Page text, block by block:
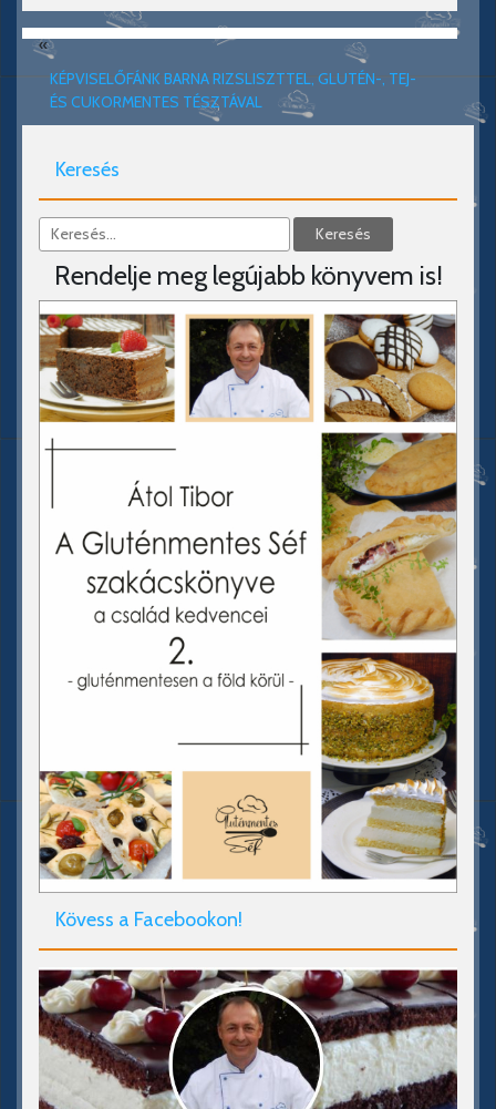
«
KÉPVISELŐFÁNK BARNA RIZSLISZTTEL, GLUTÉN-, TEJ-
ÉS CUKORMENTES TÉSZTÁVAL
Keresés
Rendelje meg legújabb könyvem is!
Kövess a Facebookon!